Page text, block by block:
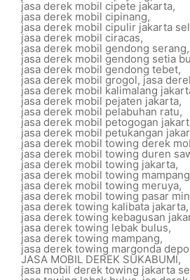
jasa derek mobil cipete jakarta,
jasa derek mobil cipinang,
jasa derek mobil cipulir jakarta
jasa derek mobil ciracas,
jasa derek mobil gendong serang,
jasa derek mobil gendong setia
jasa derek mobil gendong tebet,
jasa derek mobil grogol, jasa
jasa derek mobil kalimalang
jasa derek mobil pejaten jakarta,
jasa derek mobil pelabuhan ratu,
jasa derek mobil petogogan
jasa derek mobil petukangan
jasa derek mobil towing derek
jasa derek mobil towing duren
jasa derek mobil towing jakarta,
jasa derek mobil towing
jasa derek mobil towing meruya,
jasa derek mobil towing pasar
jasa derek towing kalibata jakarta,
jasa derek towing kebagusan
jasa derek towing lebak bulus,
jasa derek towing mampang,
jasa derek towing margonda
JASA MOBIL DEREK SUKABUMI,
jasa mobil derek towing jakarta